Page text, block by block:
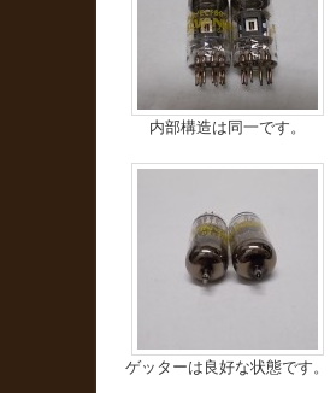
内部構造は同一です。
ゲッターは良好な状態です。